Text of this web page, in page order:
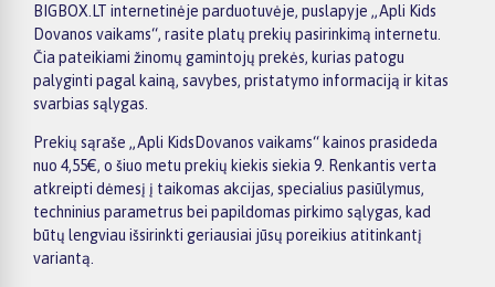
BIGBOX.LT internetinėje parduotuvėje, puslapyje „Apli Kids
Dovanos vaikams“, rasite platų prekių pasirinkimą internetu.
Čia pateikiami žinomų gamintojų prekės, kurias patogu
palyginti pagal kainą, savybes, pristatymo informaciją ir kitas
svarbias sąlygas.
Prekių sąraše „Apli KidsDovanos vaikams“ kainos prasideda
nuo 4,55€, o šiuo metu prekių kiekis siekia 9. Renkantis verta
atkreipti dėmesį į taikomas akcijas, specialius pasiūlymus,
techninius parametrus bei papildomas pirkimo sąlygas, kad
būtų lengviau išsirinkti geriausiai jūsų poreikius atitinkantį
variantą.